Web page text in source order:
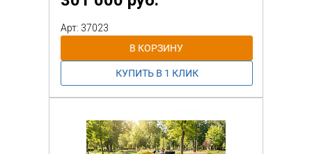
груз. Отрегулируйте вес на свой уровень,
одинаковый с обеих сторон. Выполните
упражнение: держась руками за
рукоятки, тяните на себя к животу, затем
плавно верните
в исходное положение. Повторите
упражнение в зависимости от
ориентируясь на самочувствие. При
необходимости снова отрегулируйте
Арт: 37023